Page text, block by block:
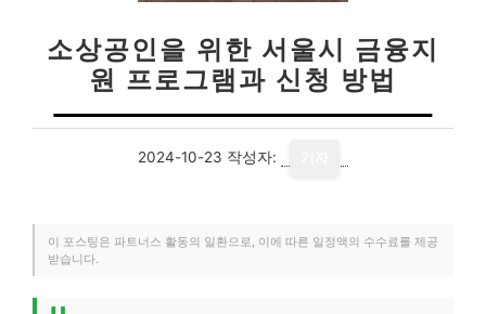
소상공인을 위한 서울시 금융지
원 프로그램과 신청 방법
2024-10-23 작성자:
이 포스팅은 파트너스 활동의 일환으로, 이에 따른 일정액의 수수료를 제공
받습니다.